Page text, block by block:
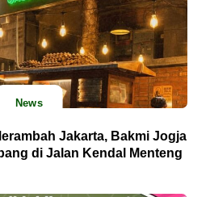
News
Jakarta, Bakmi Jogja
di Jalan Kendal Menteng